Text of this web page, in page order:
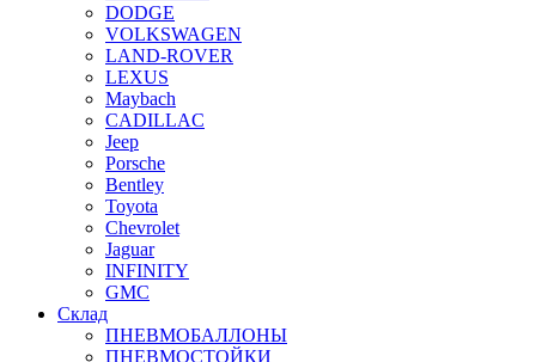
DODGE
VOLKSWAGEN
LAND-ROVER
LEXUS
Maybach
CADILLAC
Jeep
Porsche
Bentley
Toyota
Chevrolet
Jaguar
INFINITY
GMC
Склад
ПНЕВМОБАЛЛОНЫ
ПНЕВМОСТОЙКИ